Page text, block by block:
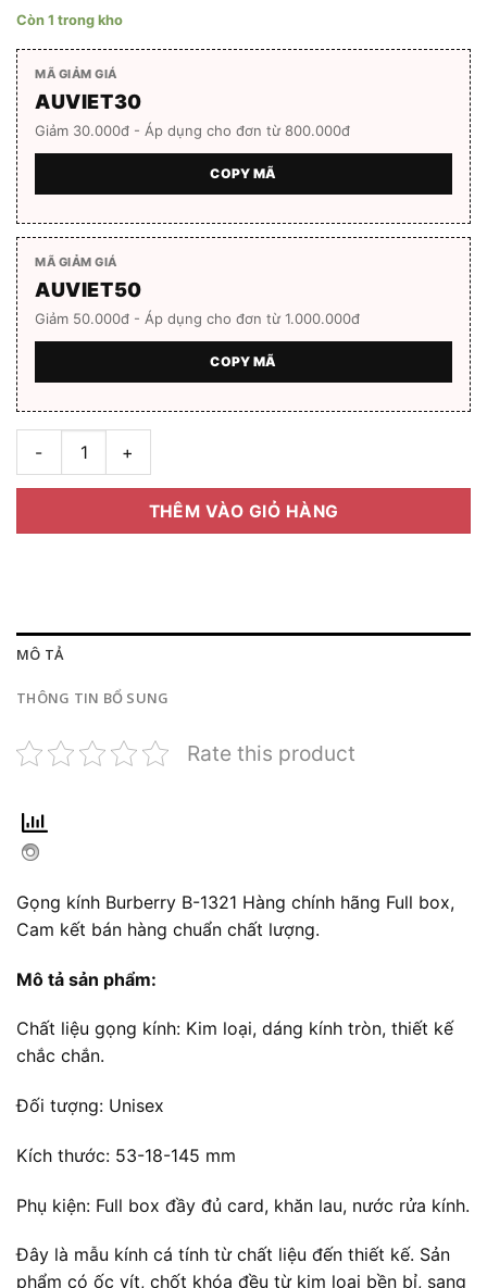
Còn 1 trong kho
MÃ GIẢM GIÁ
AUVIET30
Giảm 30.000đ - Áp dụng cho đơn từ 800.000đ
COPY MÃ
MÃ GIẢM GIÁ
AUVIET50
Giảm 50.000đ - Áp dụng cho đơn từ 1.000.000đ
COPY MÃ
Gọng kính Burberry B-1321 Hàng chính hãng Full box số lượng
THÊM VÀO GIỎ HÀNG
MÔ TẢ
THÔNG TIN BỔ SUNG
Rate this product
Gọng kính Burberry B-1321 Hàng chính hãng Full box,
Cam kết bán hàng chuẩn chất lượng.
Mô tả sản phẩm:
Chất liệu gọng kính: Kim loại, dáng kính tròn, thiết kế
chắc chắn.
Đối tượng: Unisex
Kích thước: 53-18-145 mm
Phụ kiện: Full box đầy đủ card, khăn lau, nước rửa kính.
Đây là mẫu kính cá tính từ chất liệu đến thiết kế. Sản
phẩm có ốc vít, chốt khóa đều từ kim loại bền bỉ, sang